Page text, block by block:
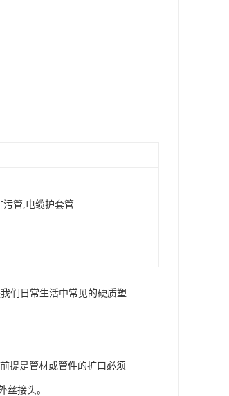
污管,电缆护套管
们日常生活中常见的硬质塑
提是管材或管件的扩口必须
丝接头。